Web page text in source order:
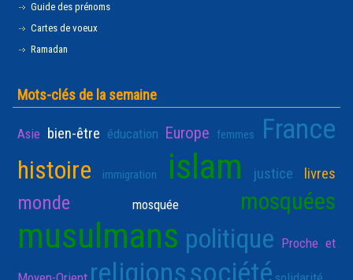
Guide des prénoms
Cartes de voeux
Ramadan
Mots-clés de la semaine
Asie bien-être éducation Europe femmes France
histoire immigration islam justice livres
monde mosquée mosquées
musulmans politique Proche et
religionssociété